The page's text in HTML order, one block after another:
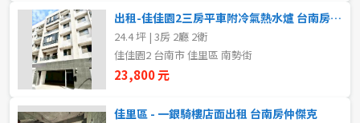
新竹縣
苗栗縣
雅房 其他住宅 店面 頂讓
辦公 住辦 廠房
出租-佳佳園2三房平車附冷氣熱水爐 台南房仲傑克
24.4 坪 | 3房 2廳 2衛
佳佳園2 台南市 佳里區 南勢街
23,800 元
佳里區 - 一銀騎樓店面出租 台南房仲傑克